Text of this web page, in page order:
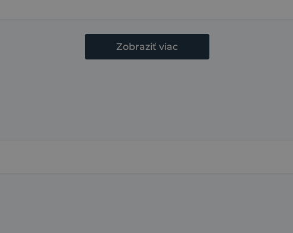
Zobraziť viac